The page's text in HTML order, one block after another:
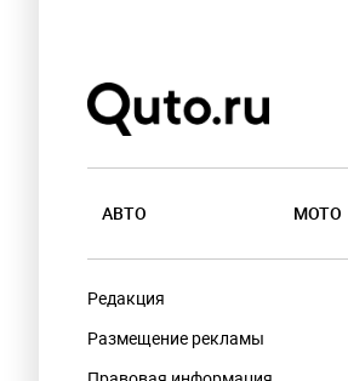
АВТО МОТО
Редакция
Размещение рекламы